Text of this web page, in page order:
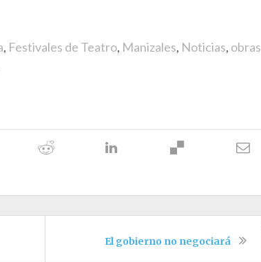
, Festivales de Teatro, Manizales, Noticias, obras
El gobierno no negociará